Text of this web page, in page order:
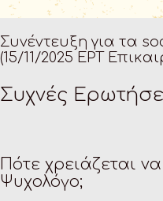
Συνέντευξη για τα
(15/11/2025 ΕΡΤ
Συχνές
Πότε χρειάζεται
Ψυχολόγο;